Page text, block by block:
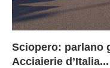
Sciopero: parlano
Acciaierie d’Italia...